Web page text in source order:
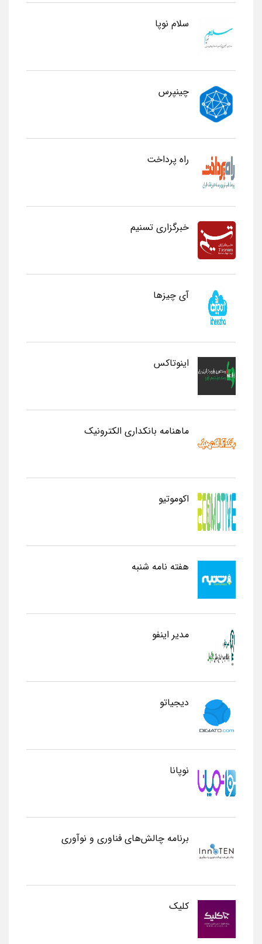
سلام نوپا
چینپرس
راه پرداخت
خبرگزاری تسنیم
آی چیزها
اینوتاکس
ماهنامه بانکداری الکترونیک
اکوموتیو
هفته نامه شنبه
مدیر اینفو
دیجیاتو
نوپانا
برنامه چالش‌های فناوری و نوآوری
کلیک